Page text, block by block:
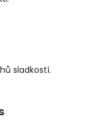
sladkostí.